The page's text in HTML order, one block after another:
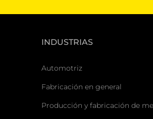
INDUSTRIAS
Automotriz
Fabricación en general
Producción y fabricación de